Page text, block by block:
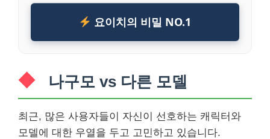
요이치의 비밀 NO.1
나구모 vs 다른 모델
최근, 많은 사용자들이 자신이 선호하는 캐릭터와
모델에 대한 우열을 두고 고민하고 있습니다.